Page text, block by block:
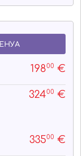
19800 €
32400 €
33500 €